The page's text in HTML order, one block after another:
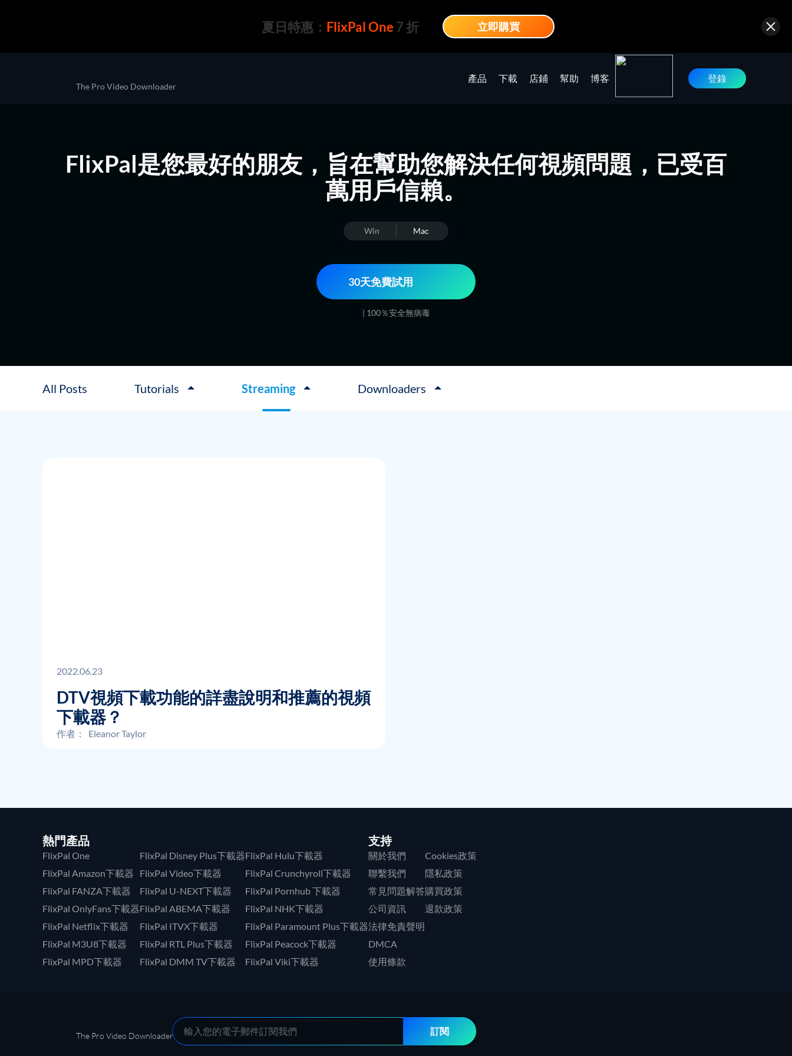
The Pro Video Downloader
產品 下載 店鋪 幫助 博客 登錄
夏日特惠： FlixPal One 7 折 立即購買
FlixPal是您最好的朋友，旨在幫助您解決任何視頻問題，已受百
萬用戶信賴。
Win Mac
30天免費試用
| 100％安全無病毒
All Posts Tutorials Streaming Downloaders
2022.06.23
DTV視頻下載功能的詳盡說明和推薦的視頻
下載器？
作者： Eleanor Taylor
熱門產品
FlixPal One
FlixPal Amazon下載器
FlixPal FANZA下載器
FlixPal OnlyFans下載器
FlixPal Netflix下載器
FlixPal M3U8下載器
FlixPal MPD下載器
FlixPal Disney Plus下載器
FlixPal Video下載器
FlixPal U-NEXT下載器
FlixPal ABEMA下載器
FlixPal ITVX下載器
FlixPal RTL Plus下載器
FlixPal DMM TV下載器
FlixPal Hulu下載器
FlixPal Crunchyroll下載器
FlixPal Pornhub 下載器
FlixPal NHK下載器
FlixPal Paramount Plus下載器
FlixPal Peacock下載器
FlixPal Viki下載器
支持
關於我們
聯繫我們
常見問題解答
公司資訊
法律免責聲明
DMCA
使用條款
Cookies政策
隱私政策
購買政策
退款政策
The Pro Video Downloader 訂閱